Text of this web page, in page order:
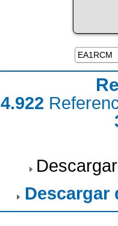
4.922
Descargar